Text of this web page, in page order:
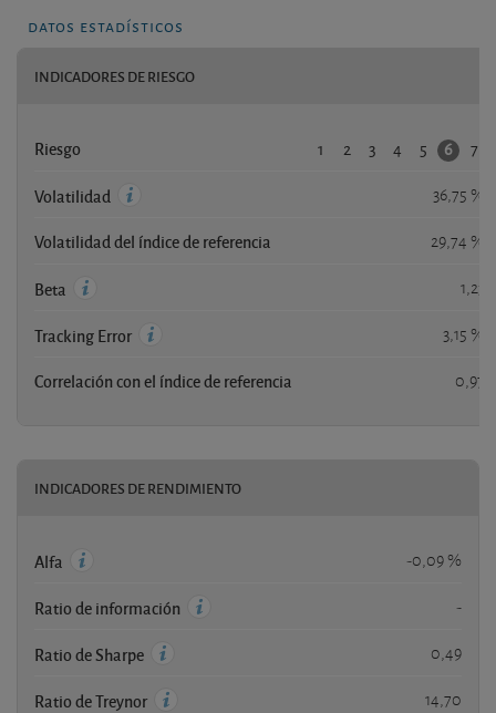
datos estadísticos
INDICADORES DE RIESGO
Riesgo 1 2 3 4 5 6 7
Volatilidad 36,75 %
Volatilidad del índice de referencia 29,74 %
Beta 1,23
Tracking Error 3,15 %
Correlación con el índice de referencia 0,97
INDICADORES DE RENDIMIENTO
Alfa -0,09 %
Ratio de información -
Ratio de Sharpe 0,49
Ratio de Treynor 14,70